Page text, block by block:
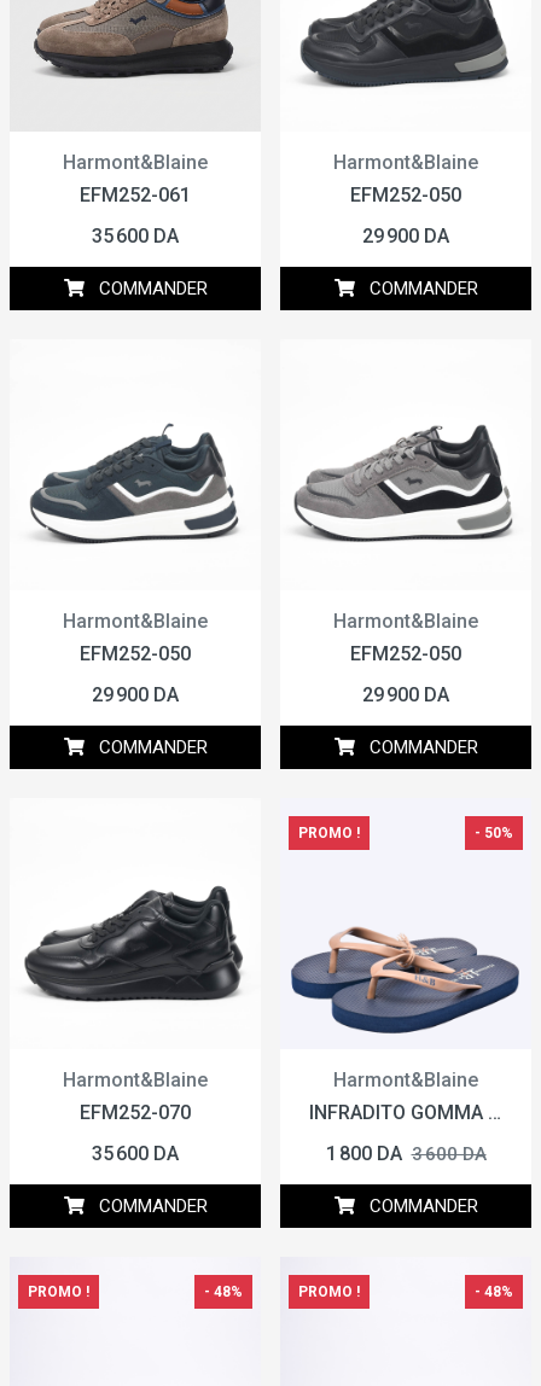
Harmont&Blaine
EFM252-061
35 600 DA
COMMANDER
Harmont&Blaine
EFM252-050
29 900 DA
COMMANDER
Harmont&Blaine
EFM252-050
29 900 DA
COMMANDER
Harmont&Blaine
EFM252-050
29 900 DA
COMMANDER
Harmont&Blaine
EFM252-070
35 600 DA
COMMANDER
Harmont&Blaine
INFRADITO GOMMA KIDS
PROMO ! - 50%
1 800 DA 3 600 DA
COMMANDER
PROMO ! - 48% PROMO ! - 48%